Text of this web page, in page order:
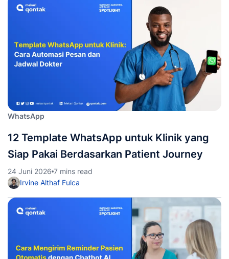
WhatsApp
12 Template WhatsApp untuk Klinik yang
Siap Pakai Berdasarkan Patient Journey
24 Juni 2026 7 mins read
Irvine Althaf Fulca